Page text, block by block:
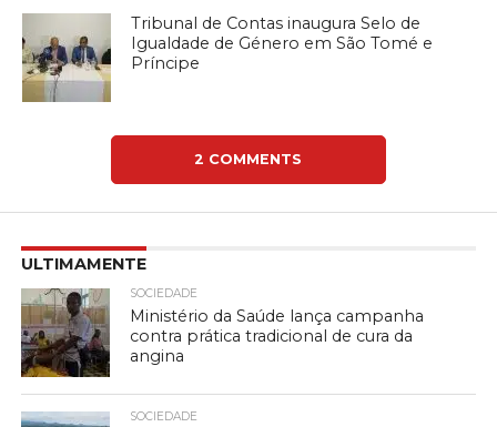
Tribunal de Contas inaugura Selo de
Igualdade de Género em São Tomé e
Príncipe
2 COMMENTS
ULTIMAMENTE
SOCIEDADE
Ministério da Saúde lança campanha
contra prática tradicional de cura da
angina
SOCIEDADE